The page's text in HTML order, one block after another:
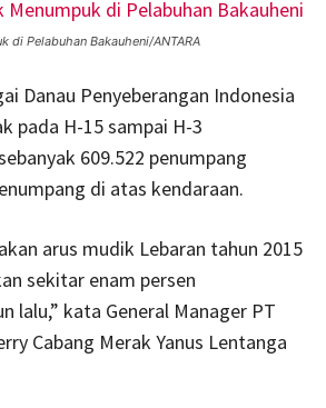
di Pelabuhan Bakauheni/ANTARA
Danau Penyeberangan Indonesia
pada H-15 sampai H-3
609.522 penumpang
di atas kendaraan.
arus mudik Lebaran tahun 2015
sekitar enam persen
lalu,” kata General Manager PT
Cabang Merak Yanus Lentanga